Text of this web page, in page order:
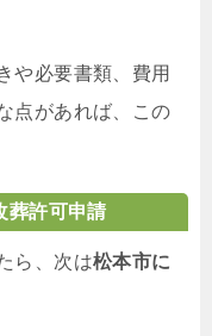
や必要書類、費用
点があれば、この
葬許可申請
ら、次は松本市に